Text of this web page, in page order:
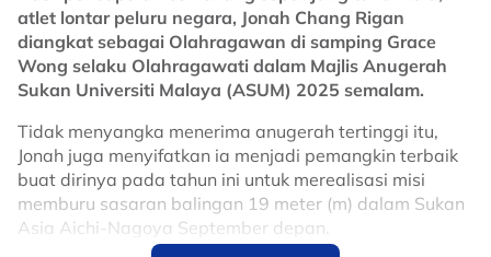
atlet lontar peluru negara, Jonah Chang Rigan
diangkat sebagai Olahragawan di samping Grace
Wong selaku Olahragawati dalam Majlis Anugerah
Sukan Universiti Malaya (ASUM) 2025 semalam.
Tidak menyangka menerima anugerah tertinggi itu,
Jonah juga menyifatkan ia menjadi pemangkin terbaik
buat dirinya pada tahun ini untuk merealisasi misi
memburu sasaran balingan 19 meter (m) dalam Sukan
Asia Aichi-Nagoya September depan.